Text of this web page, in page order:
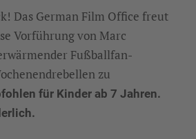
Das German Film Office freut
Vorführung von Marc
Fußballfan-
zu
für Kinder ab 7 Jahren.